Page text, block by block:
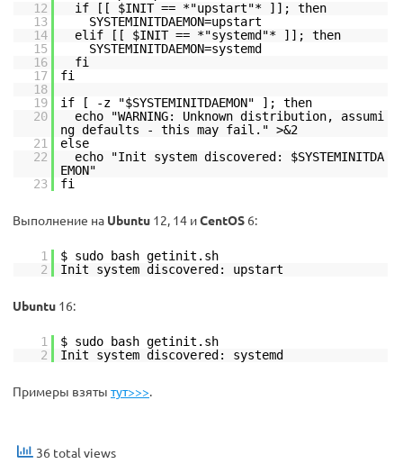
12
if [[ $INIT == *"upstart"* ]]; then
13
SYSTEMINITDAEMON=upstart
14
elif [[ $INIT == *"systemd"* ]]; then
15
SYSTEMINITDAEMON=systemd
16
fi
17
fi
18
19
if [ -z "$SYSTEMINITDAEMON" ]; then
20
echo "WARNING: Unknown distribution, assumi
ng defaults - this may fail." >&2
21
else
22
echo "Init system discovered: $SYSTEMINITDA
EMON"
23
fi
Выполнение на Ubuntu 12, 14 иCentOS 6:
1
$ sudo bash getinit.sh
2
Init system discovered: upstart
Ubuntu 16:
1
$ sudo bash getinit.sh
2
Init system discovered: systemd
Примеры взяты тут>>>.
36 total views